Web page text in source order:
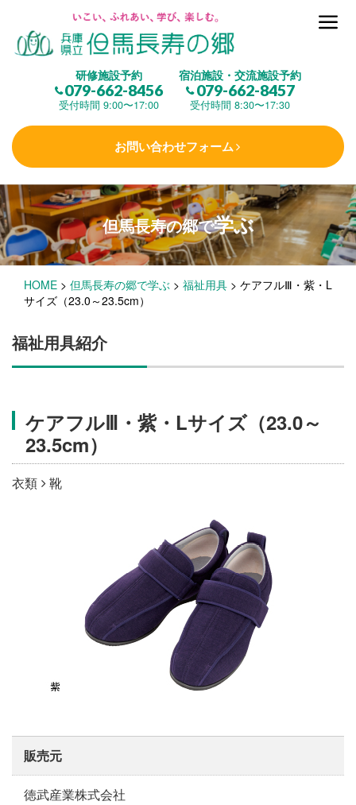
研修施設予約
079-662-8456
受付時間 9:00〜17:00
宿泊施設・交流施設予約
079-662-8457
受付時間 8:30〜17:30
お問い合わせフォーム
但馬長寿の郷とは
(研修施設)
楽しむ
学 ぶ(健康福祉)
泊まる(宿泊)
施設・料金
アクセス
但馬長寿の郷で学ぶ
HOME > 但馬長寿の郷で学ぶ > 福祉用具 > ケアフルⅢ・紫・L
サイズ（23.0～23.5cm）
福祉用具紹介
ケアフルⅢ・紫・Lサイズ（23.0～
23.5cm）
衣類 靴
販売元
徳武産業株式会社